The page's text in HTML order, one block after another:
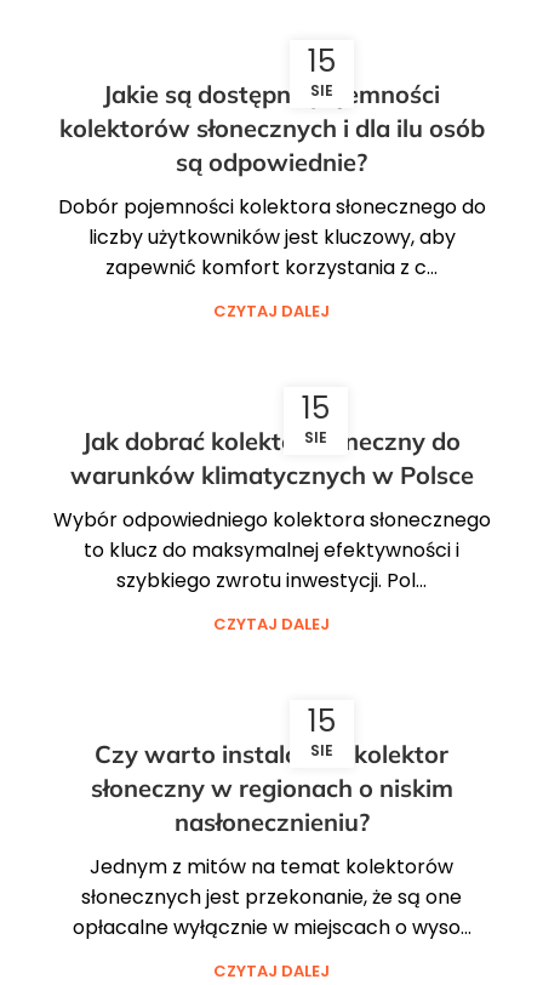
15
SIE
Jakie są dostępne pojemności
kolektorów słonecznych i dla ilu osób
są odpowiednie?
Dobór pojemności kolektora słonecznego do
liczby użytkowników jest kluczowy, aby
zapewnić komfort korzystania z c...
CZYTAJ DALEJ
15
SIE
Jak dobrać kolektor słoneczny do
warunków klimatycznych w Polsce
Wybór odpowiedniego kolektora słonecznego
to klucz do maksymalnej efektywności i
szybkiego zwrotu inwestycji. Pol...
CZYTAJ DALEJ
15
SIE
Czy warto instalować kolektor
słoneczny w regionach o niskim
nasłonecznieniu?
Jednym z mitów na temat kolektorów
słonecznych jest przekonanie, że są one
opłacalne wyłącznie w miejscach o wyso...
CZYTAJ DALEJ